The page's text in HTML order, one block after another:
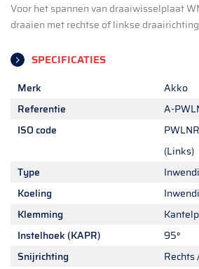
Voor het spannen van draaiwisselplaat
draaien met rechtse of linkse
SPECIFICATIES
Merk
Akko
Referentie
A-
ISO code
(Links)
Type
Koeling
Klemming
Instelhoek (KAPR)
95°
Snijrichting
Rechts